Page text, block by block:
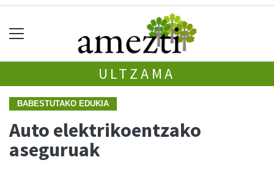
ULTZAMA
BABESTUTAKO EDUKIA
Auto elektrikoentzako
aseguruak